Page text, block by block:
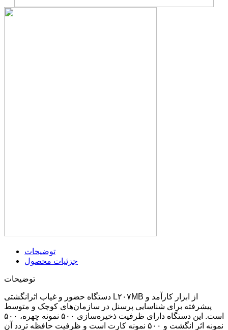
توضیحات
جزئیات محصول
توضیحات
دستگاه حضور و غیاب اثرانگشتی L۲۰۷MB از ابزار کارآمد و
پیشرفته برای شناسایی پرسنل در سازمان‌های کوچک و متوسط
است. این دستگاه دارای ظرفیت ذخیره‌سازی ۵۰۰ نمونه چهره، ۵۰۰
نمونه اثر انگشت و ۵۰۰ نمونه کارت است و ظرفیت حافظه تردد آن